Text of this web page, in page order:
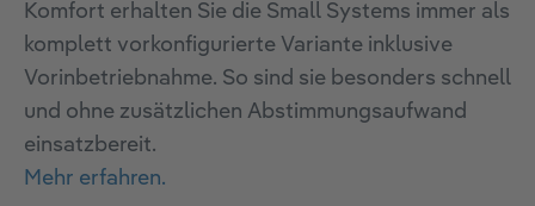
Komfort erhalten Sie die Small Systems immer als
komplett vorkonfigurierte Variante inklusive
Vorinbetriebnahme. So sind sie besonders schnell
und ohne zusätzlichen Abstimmungsaufwand
einsatzbereit.
Mehr erfahren.